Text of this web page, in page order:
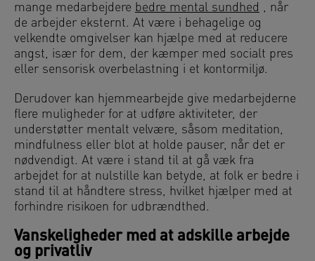
mange medarbejdere bedre mental sundhed , når
de arbejder eksternt. At være i behagelige og
velkendte omgivelser kan hjælpe med at reducere
angst, især for dem, der kæmper med socialt pres
eller sensorisk overbelastning i et kontormiljø.
Derudover kan hjemmearbejde give medarbejderne
flere muligheder for at udføre aktiviteter, der
understøtter mentalt velvære, såsom meditation,
mindfulness eller blot at holde pauser, når det er
nødvendigt. At være i stand til at gå væk fra
arbejdet for at nulstille kan betyde, at folk er bedre i
stand til at håndtere stress, hvilket hjælper med at
forhindre risikoen for udbrændthed.
Vanskeligheder med at adskille arbejde
og privatliv